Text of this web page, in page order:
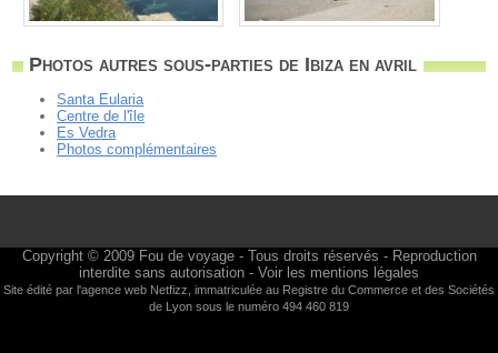
Photos autres sous-parties de Ibiza en avril
Santa Eularia
Centre de l'île
Es Vedra
Photos complémentaires
Copyright © 2009 Fou de voyage- Tous droits réservés - Reproduction
interdite sans autorisation - Voir les mentions légales
Site édité par l'agence web Netfizz , immatriculée au Registre du Commerce et des Sociétés
de Lyon sous le numéro 494 460 819